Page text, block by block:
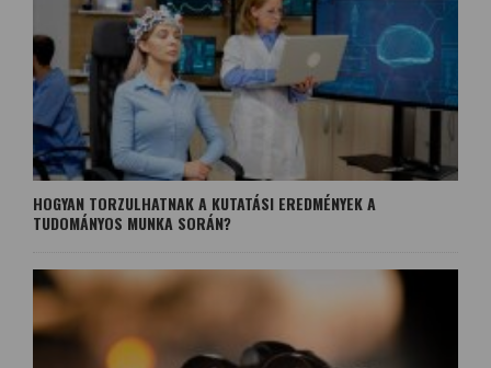
HOGYAN TORZULHATNAK A KUTATÁSI EREDMÉNYEK A
TUDOMÁNYOS MUNKA SORÁN?